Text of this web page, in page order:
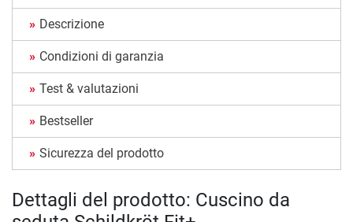
Descrizione
Condizioni di garanzia
Test & valutazioni
Bestseller
Sicurezza del prodotto
Dettagli del prodotto: Cuscino da